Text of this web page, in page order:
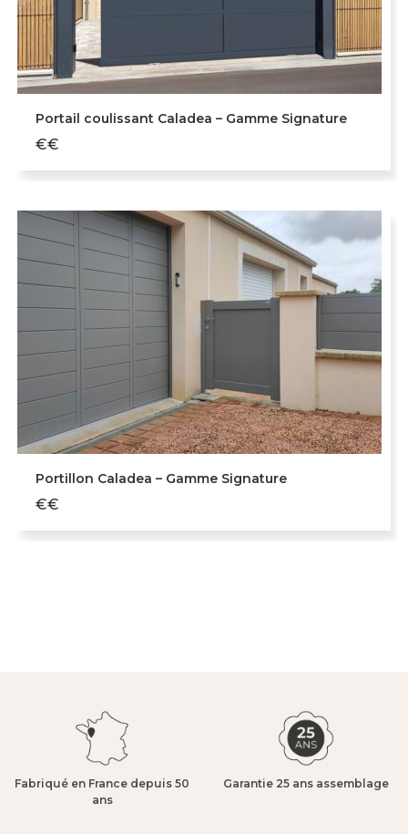
Portail coulissant Caladea – Gamme Signature
€€
Portillon Caladea – Gamme Signature
€€
Fabriqué en France depuis 50
ans​
Garantie 25 ans assemblage​